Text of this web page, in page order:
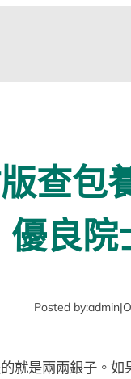
查
優良院
Posted by:admin|
就是兩兩銀子。如